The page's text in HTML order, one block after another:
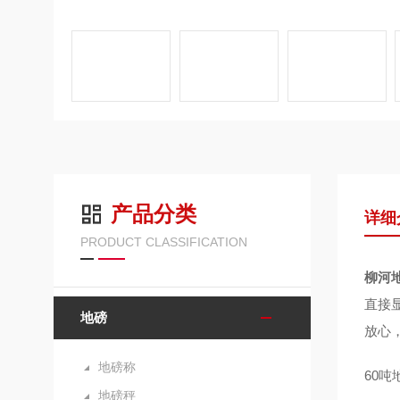
产品分类
PRODUCT CLASSIFICATION
地磅
地磅称
地磅秤
详细
柳河
直接
放心
60吨